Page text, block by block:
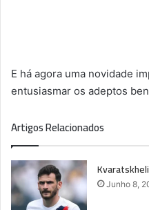
E há agora uma novidade
entusiasmar os adeptos
Artigos Relacionados
Junho 8,